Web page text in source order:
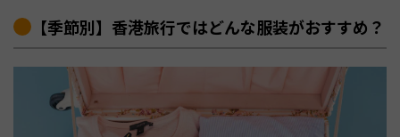
【季節別】香港旅行ではどんな服装がおすすめ？